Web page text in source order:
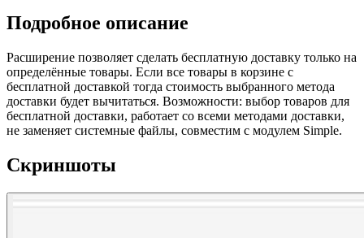
Подробное описание
Расширение позволяет сделать бесплатную доставку только на
определённые товары. Если все товары в корзине с
бесплатной доставкой тогда стоимость выбранного метода
доставки будет вычитаться. Возможности: выбор товаров для
бесплатной доставки, работает со всеми методами доставки,
не заменяет системные файлы, совместим с модулем Simple.
Скриншоты